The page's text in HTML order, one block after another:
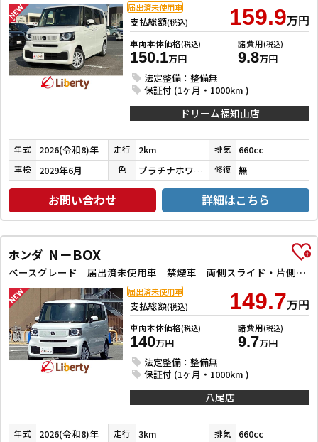
支払総額(税込) 159.9万円
車両本体価格(税込)
150.1万円
諸費用(税込)
9.8万円
法定整備：整備無
保証付 (1ヶ月・1000km )
届出済未使用車
ドリーム福知山店
年式 2026(令和8)年 走行 2km 排気 660cc
車検 2029年6月 色 プラチナホワイトパール 修復 無
お問い合わせ 詳細はこちら
ホンダ N－BOX
ベースグレード 届出済未使用車 禁煙車 両側スライド・片側電動 クリアランスソナー オートクルーズコントロール レーンアシスト 衝突被害軽減システム LEDヘッドランプ スマートキー アイドリングストップ
支払総額(税込) 149.7万円
車両本体価格(税込)
140万円
諸費用(税込)
9.7万円
法定整備：整備無
保証付 (1ヶ月・1000km )
届出済未使用車
八尾店
年式 2026(令和8)年 走行 3km 排気 660cc